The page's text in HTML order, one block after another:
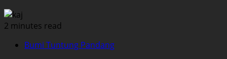
2 minutes read
Bumi Tuntung Pandang